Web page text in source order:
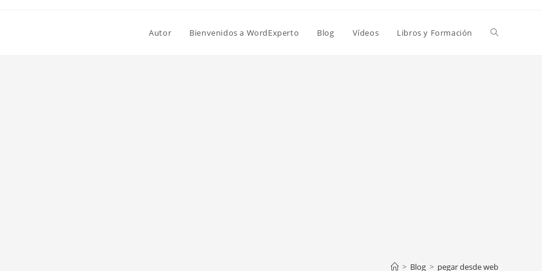
Autor Bienvenidos a WordExperto Blog Vídeos Libros y Formación Alternar
> Blog > pegar desde web